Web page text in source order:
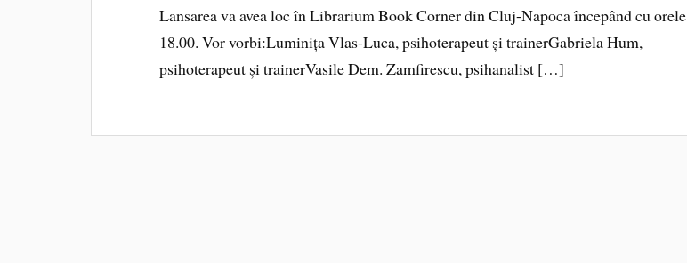
Lansarea va avea loc în Librarium Book Corner din Cluj-Napoca începând cu orele
18.00. Vor vorbi:Luminița Vlas-Luca, psihoterapeut și trainerGabriela Hum,
psihoterapeut și trainerVasile Dem. Zamfirescu, psihanalist […]